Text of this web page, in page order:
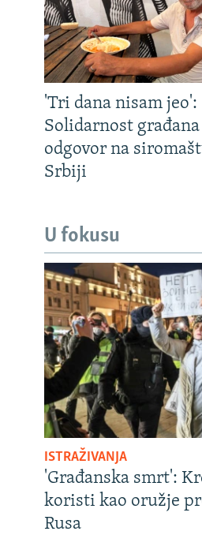
'Tri dana nisam jeo':
Solidarnost građana
odgovor na
Srbiji
U fokusu
ISTRAŽIVANJA
'Građanska smrt':
koristi kao oružje
Rusa